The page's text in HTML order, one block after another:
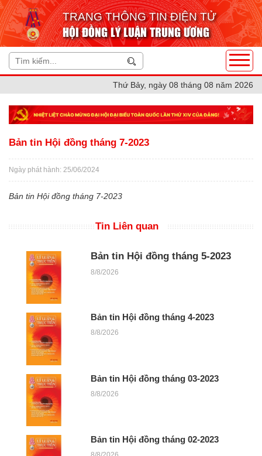
TRANG THÔNG TIN ĐIỆN TỬ
HỘI ĐỒNG LÝ LUẬN TRUNG ƯƠNG
Thứ Bảy, ngày 08 tháng 08 năm 2026
Bản tin Hội đồng tháng 7-2023
Ngày phát hành: 25/06/2024
Bản tin Hội đồng tháng 7-2023
Tin Liên quan
Bản tin Hội đồng tháng 5-2023
8/8/2026
Bản tin Hội đồng tháng 4-2023
8/8/2026
Bản tin Hội đồng tháng 03-2023
8/8/2026
Bản tin Hội đồng tháng 02-2023